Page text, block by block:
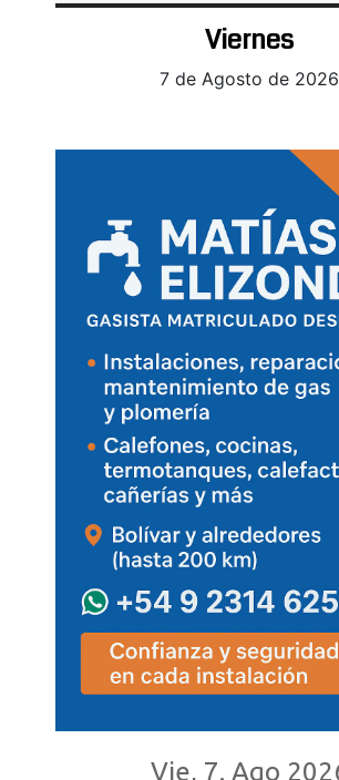
Viernes
7 de Agosto de 2026